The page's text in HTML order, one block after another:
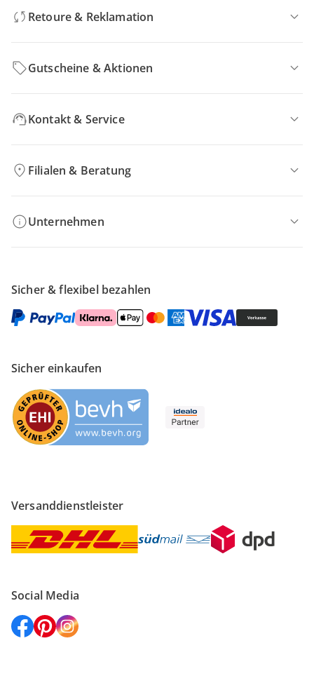
Retoure & Reklamation
Gutscheine & Aktionen
Kontakt & Service
Filialen & Beratung
Unternehmen
Sicher & flexibel bezahlen
Sicher einkaufen
Versanddienstleister
Social Media